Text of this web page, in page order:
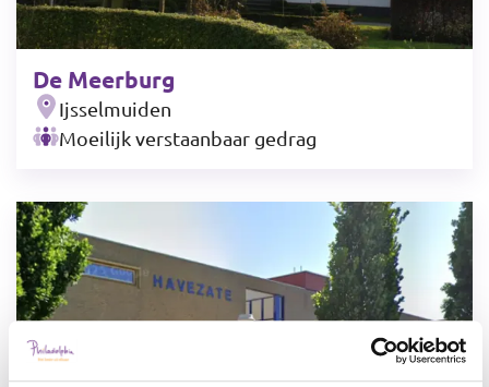
De Meerburg
Ijsselmuiden
Moeilijk verstaanbaar gedrag